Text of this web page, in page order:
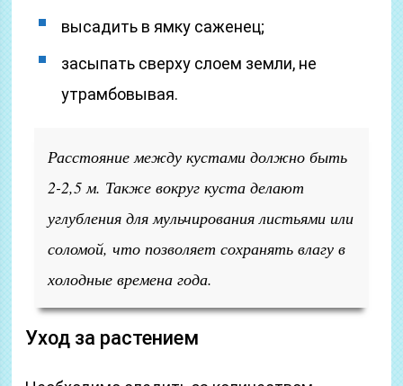
высадить в ямку саженец;
засыпать сверху слоем земли, не
утрамбовывая.
Расстояние между кустами должно быть
2-2,5 м. Также вокруг куста делают
углубления для мульчирования листьями или
соломой, что позволяет сохранять влагу в
холодные времена года.
Уход за растением